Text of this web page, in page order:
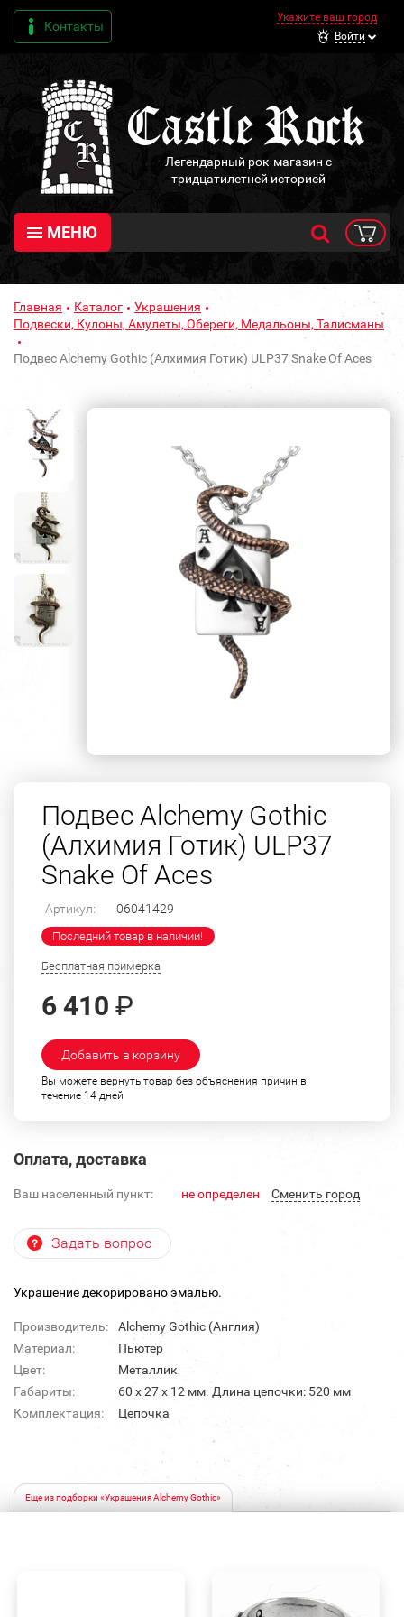
Контакты
Укажите ваш город
Войти
Легендарный рок-магазин с
тридцатилетней историей
МЕНЮ
Главная Каталог
Украшения
Подвески, Кулоны, Амулеты, Обереги, Медальоны, Талисманы
Подвес Alchemy Gothic (Алхимия Готик) ULP37 Snake Of Aces
Подвес Alchemy Gothic
(Алхимия Готик) ULP37
Snake Of Aces
Артикул: 06041429
Последний товар в наличии!
Бесплатная примерка
6 410 ₽
Добавить в корзину
Вы можете вернуть товар без объяснения причин в
течение 14 дней
Оплата, доставка
Ваш населенный пункт: не определен Cменить город
Задать вопрос
Украшение декорировано эмалью.
Производитель:
Alchemy Gothic (Англия)
Материал:
Пьютер
Цвет:
Металлик
Габариты:
60 х 27 х 12 мм. Длина цепочки: 520 мм
Комплектация:
Цепочка
Еще из подборки «Украшения Alchemy Gothic»